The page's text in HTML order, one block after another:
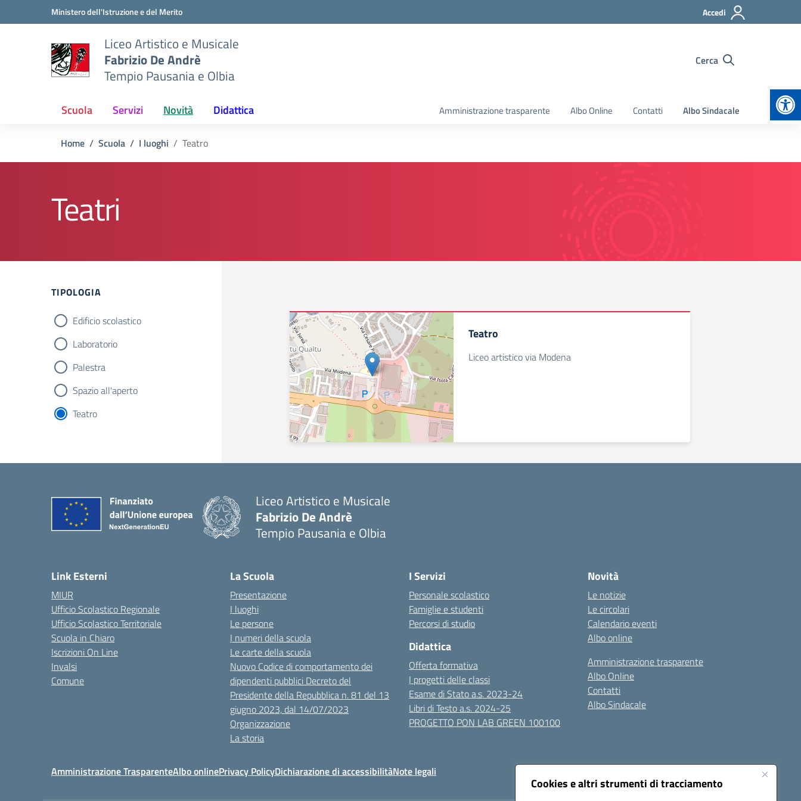
Cookies e altri strumenti di tracciamento
Vai ai contenuti
Vai al menu di navigazioneMinistero dell'Istruzione e del Merito Accedi
Liceo Artistico e Musicale
Fabrizio De Andrè
Tempio Pausania e Olbia
Cerca
Scuola Servizi Novità Didattica Amministrazione trasparente Albo Online Contatti Albo Sindacale
Home Scuola I luoghi Teatro
Teatri
Filtri
TIPOLOGIA
Edificio scolastico
Laboratorio
Palestra
Spazio all'aperto
Teatro
Teatro
Liceo artistico via Modena
Liceo Artistico e Musicale
Fabrizio De Andrè
Tempio Pausania e Olbia
Link Esterni
MIUR
Ufficio Scolastico Regionale
Ufficio Scolastico Territoriale
Scuola in Chiaro
Iscrizioni On Line
Invalsi
Comune
La Scuola
Presentazione
I luoghi
Le persone
I numeri della scuola
Le carte della scuola
Nuovo Codice di comportamento dei
dipendenti pubblici Decreto del
Presidente della Repubblica n. 81 del 13
giugno 2023, dal 14/07/2023
Organizzazione
La storia
I Servizi
Personale scolastico
Famiglie e studenti
Percorsi di studio
Didattica
Offerta formativa
I progetti delle classi
Esame di Stato a.s. 2023-24
Libri di Testo a.s. 2024-25
PROGETTO PON LAB GREEN 100100
Novità
Le notizie
Le circolari
Calendario eventi
Albo online
Amministrazione trasparente
Albo Online
Contatti
Albo Sindacale
Amministrazione TrasparenteAlbo onlinePrivacy PolicyDichiarazione di accessibilitàNote legali